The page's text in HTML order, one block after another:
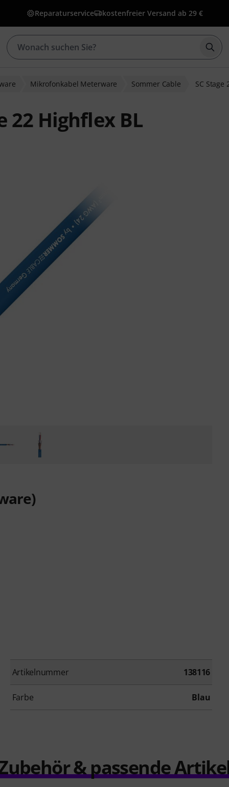
Reparaturservice kostenfreier Versand ab 29 €
Mikrofonkabel Meterware Sommer Cable SC Stage
22 Highflex BL
Artikelnummer 138116
Farbe Blau
& passende